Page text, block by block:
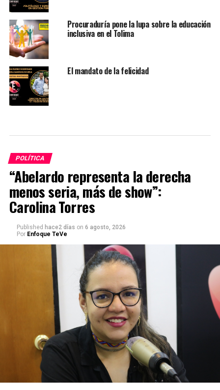
Procuraduría pone la lupa sobre la educación
inclusiva en el Tolima
El mandato de la felicidad
POLÍTICA
“Abelardo representa la derecha
menos seria, más de show”:
Carolina Torres
Published hace2 días on 6 agosto, 2026
Por Enfoque TeVe